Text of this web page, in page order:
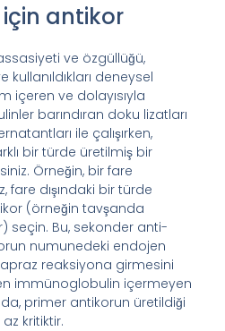
antikor
ve özgüllüğü,
kullanıldıkları deneysel
içeren ve dolayısıyla
barındıran doku lizatları
ile çalışırken,
bir türde üretilmiş bir
Örneğin, bir fare
fare dışındaki bir türde
(örneğin tavşanda
seçin. Bu, sekonder anti-
numunedeki endojen
reaksiyona girmesini
immünoglobulin içermeyen
primer antikorun üretildiği
kritiktir.